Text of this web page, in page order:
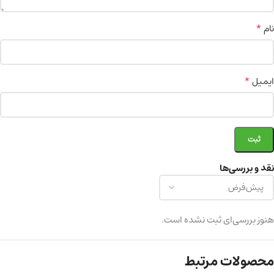
نقد و بررسی‌ها
هنوز بررسی‌ای ثبت نشده است.
نام*
ایمیل*
محصولات مرتبط